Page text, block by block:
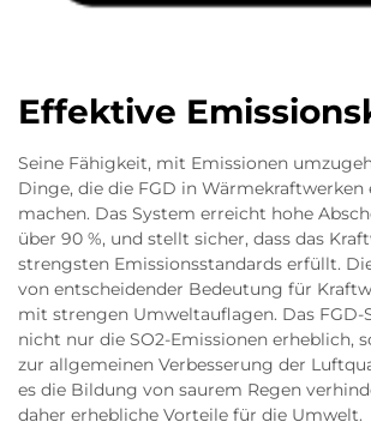
Effektive
Seine Fähigkeit, mit Emissionen
Dinge, die die FGD in
machen. Das System erreicht hohe
über 90 %, und stellt sicher, dass das
strengsten Emissionsstandards erfüllt.
von entscheidender Bedeutung für
mit strengen Umweltauflagen. Das FGD-
nicht nur die SO2-Emissionen erheblich,
zur allgemeinen Verbesserung der
es die Bildung von saurem Regen
daher erhebliche Vorteile für die Umwelt.